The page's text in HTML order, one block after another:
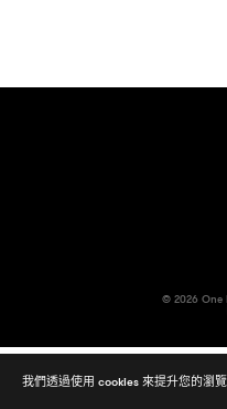
© 2026 One
我們透過使用 cookies 來提升您的瀏